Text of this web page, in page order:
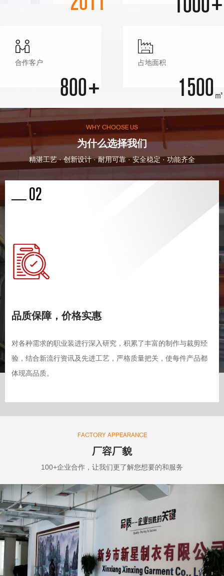
厂容厂貌
等，至于设计要求具体而各异。
时间与地点则是职业的大环境与
地域性的大环境与具体工作时的
时间与地点则是职业的大环境与
地域性的大环境与具体工作时的
合作客户
800+
占地面积
1500㎡
WHY CHOOSE US
为什么选择我们
精湛工艺 · 创新设计 · 耐用可靠 · 安全稳定 · 功能齐全
02
品质保障，价格实惠
对各种需求的职业装进行深入研究，积累了丰富的制作与裁剪经
验，结合新流行资讯及先进工艺，严格质量把关，使每件产品都
体现高品质。
FACTORY APPEARANCE
厂容厂貌
100+企业合作，让我们更了解您想要的和服务